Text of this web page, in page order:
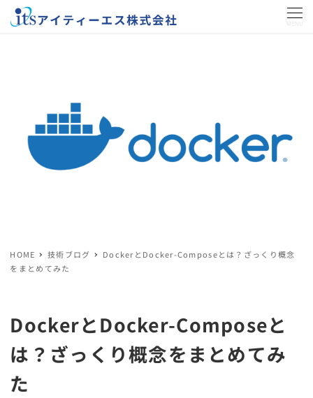
HOME 技術ブログ
DockerとDocker-Composeとは？ざっくり概念
をまとめてみた
DockerとDocker-Composeと
は？ざっくり概念をまとめてみ
た